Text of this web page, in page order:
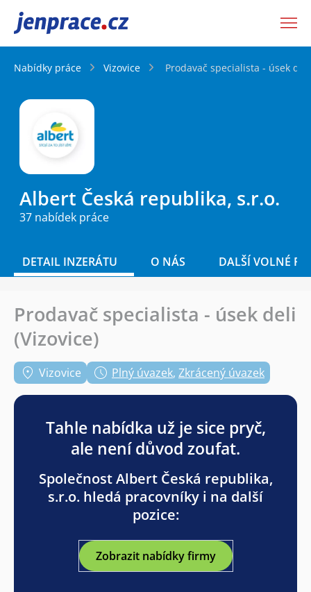
JenPráce.cz
Nabídky práce Vizovice Prodavač specialista - úsek
Albert Česká republika, s.r.o.
37 nabídek práce
DETAIL INZERÁTU O NÁS DALŠÍ VOLNÉ
Prodavač specialista - úsek deli
(Vizovice)
Vizovice Plný úvazek, Zkrácený úvazek
Tahle nabídka už je sice pryč,
ale není důvod zoufat.
Společnost Albert Česká republika,
s.r.o. hledá pracovníky i na další
pozice:
Zobrazit nabídky firmy